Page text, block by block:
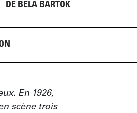
DE BELA BARTOK
En 1926,
scène trois